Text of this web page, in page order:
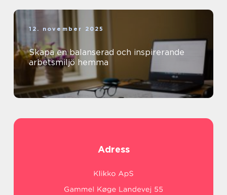
12. november 2025
Skapa en balanserad och inspirerande
arbetsmiljö hemma
Adress